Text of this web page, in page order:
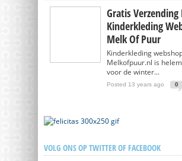
Gratis Verzending
Kinderkleding
Melk Of Puur
Kinderkleding
Melkofpuur.nl is
voor de winter...
Posted 13 years ago 0
VOLG ONS OP TWITTER OF FACEBOOK